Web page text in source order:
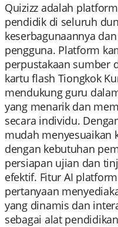
Quizizz adalah
pendidik di seluruh
keserbagunaannya
pengguna. Platform
perpustakaan sumber
kartu flash Tiongkok
mendukung guru
yang menarik dan
secara individu.
mudah menyesuaikan
dengan kebutuhan
persiapan ujian dan
efektif. Fitur AI
pertanyaan
yang dinamis dan
sebagai alat